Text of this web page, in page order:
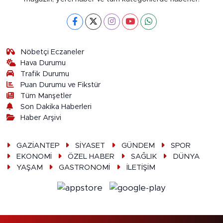
Nöbetçi Eczaneler
Hava Durumu
Trafik Durumu
Puan Durumu ve Fikstür
Tüm Manşetler
Son Dakika Haberleri
Haber Arşivi
GAZİANTEP SİYASET GÜNDEM
SPOR
EKONOMİ
ÖZEL HABER SAĞLIK
DÜNYA
YAŞAM
GASTRONOMİ İLETİŞİM